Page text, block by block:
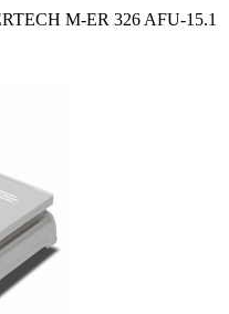
M-ER 326 AFU-15.1